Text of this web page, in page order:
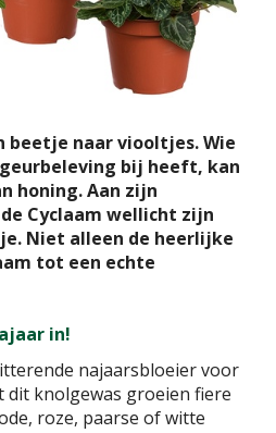
beetje naar viooltjes. Wie
bij heeft, kan
honing. Aan zijn
Cyclaam wellicht zijn
Niet alleen de heerlijke
tot een echte
in!
najaarsbloeier voor
dit knolgewas groeien fiere
roze, paarse of witte